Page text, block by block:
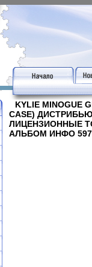
KYLIE MINOGUE
CASE)
ЛИЦЕНЗИОННЫЕ
АЛЬБОМ ИНФО